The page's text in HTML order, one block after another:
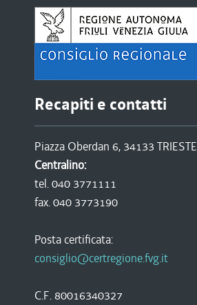
Recapiti e contatti
Piazza Oberdan 6, 34133 TRIESTE
Centralino:
tel. 040 3771111
fax. 040 3773190
Posta certificata:
consiglio@certregione.fvg.it
C.F. 80016340327